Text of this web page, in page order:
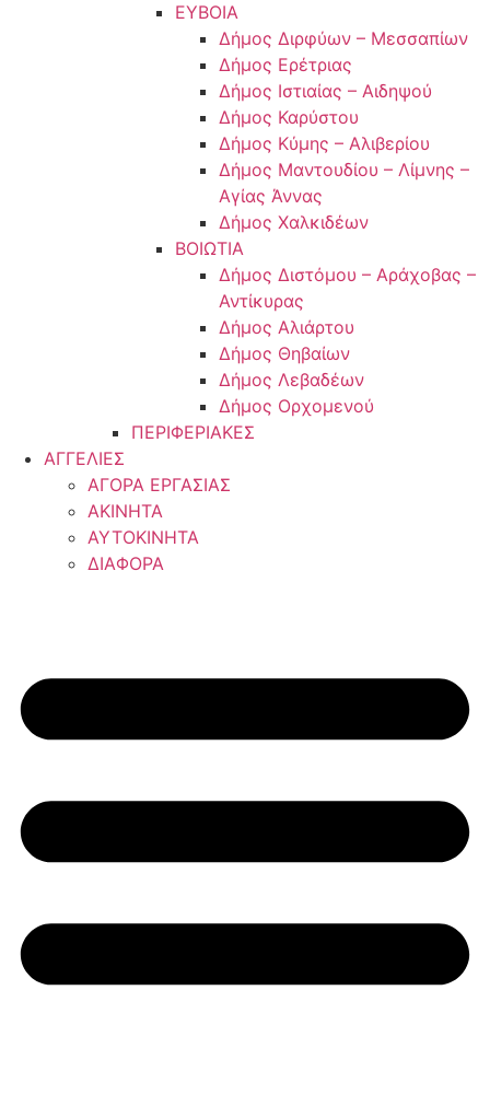
ΕΥΒΟΙΑ
Δήμος Διρφύων – Μεσσαπίων
Δήμος Ερέτριας
Δήμος Ιστιαίας – Αιδηψού
Δήμος Καρύστου
Δήμος Κύμης – Αλιβερίου
Δήμος Μαντουδίου – Λίμνης –
Αγίας Άννας
Δήμος Χαλκιδέων
ΒΟΙΩΤΙΑ
Δήμος Διστόμου – Αράχοβας –
Αντίκυρας
Δήμος Αλιάρτου
Δήμος Θηβαίων
Δήμος Λεβαδέων
Δήμος Ορχομενού
ΠΕΡΙΦΕΡΙΑΚΕΣ
ΑΓΓΕΛΙΕΣ
ΑΓΟΡΑ ΕΡΓΑΣΙΑΣ
ΑΚΙΝΗΤΑ
ΑΥΤΟΚΙΝΗΤΑ
ΔΙΑΦΟΡΑ